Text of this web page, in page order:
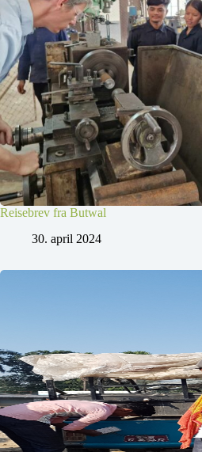
Reisebrev fra Butwal
30. april 2024